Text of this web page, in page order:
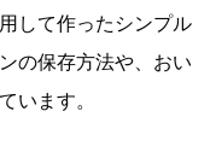
して作ったシンプル
の保存方法や、おい
います。